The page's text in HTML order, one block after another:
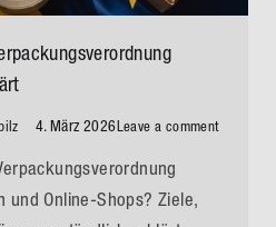
4. März 2026 Leave a comment
und Online-Shops? Ziele,